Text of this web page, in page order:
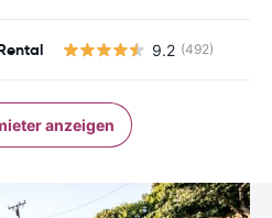
9.2 (492)
anzeigen